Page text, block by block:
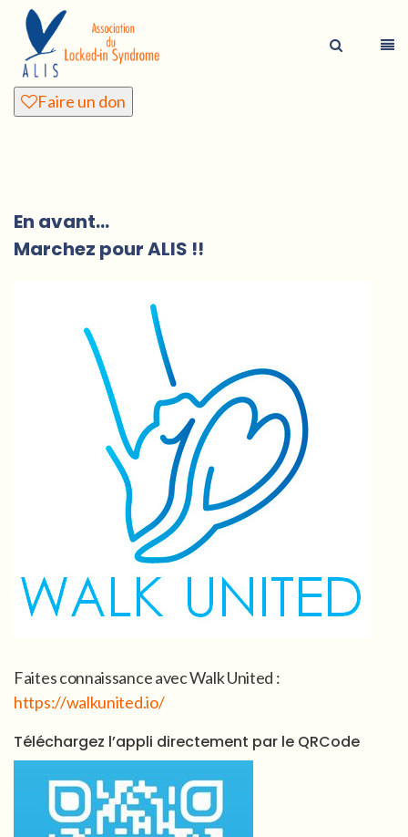
Faire un don
En avant…
Marchez pour ALIS !!
Faites connaissance avec Walk United :
https://walkunited.io/
Téléchargez l’appli directement par le QRCode